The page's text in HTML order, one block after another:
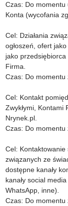
Czas: Do momentu
Konta (wycofania
Cel: Działania
ogłoszeń, ofert
jako
Firma.
Czas: Do momentu
Cel: Kontakt
Zwykłymi, Kontami
Nrynek.pl.
Czas: Do momentu
Cel: Kontaktowanie
związanych ze
dostępne kanały
kanały social
WhatsApp, inne).
Czas: Do momentu